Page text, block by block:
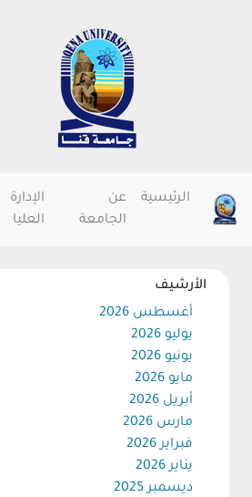
الرئيسية
عن
الجامعة
الإدارة
العليا
الأرشيف
أغسطس 2026
يوليو 2026
يونيو 2026
مايو 2026
أبريل 2026
مارس 2026
فبراير 2026
يناير 2026
ديسمبر 2025